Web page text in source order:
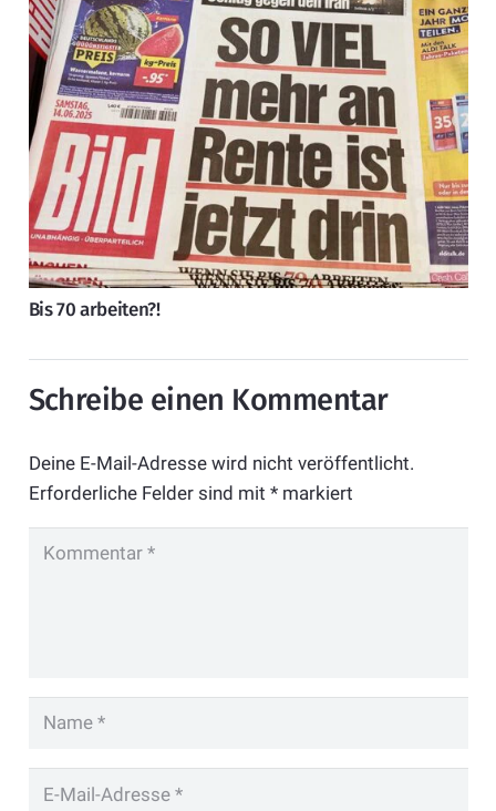
Bis 70 arbeiten?!
Schreibe einen Kommentar
Deine E-Mail-Adresse wird nicht veröffentlicht.
Erforderliche Felder sind mit *markiert